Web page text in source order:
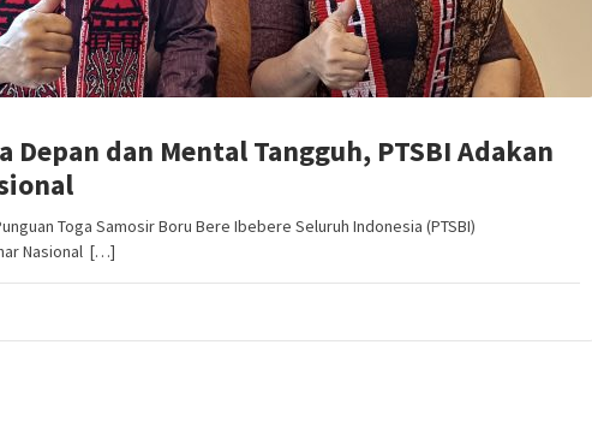
Depan dan Mental Tangguh, PTSBI Adakan
Toga Samosir Boru Bere Ibebere Seluruh Indonesia (PTSBI)
Nasional […]